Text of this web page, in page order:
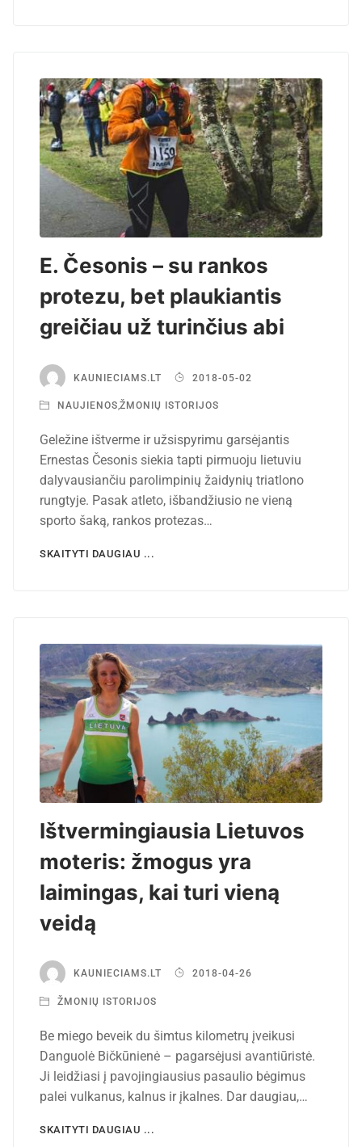
E. Česonis – su rankos
protezu, bet plaukiantis
greičiau už turinčius abi
KAUNIECIAMS.LT 2018-05-02
NAUJIENOS,ŽMONIŲ ISTORIJOS
Geležine ištverme ir užsispyrimu garsėjantis
Ernestas Česonis siekia tapti pirmuoju lietuviu
dalyvausiančiu parolimpinių žaidynių triatlono
rungtyje. Pasak atleto, išbandžiusio ne vieną
sporto šaką, rankos protezas…
SKAITYTI DAUGIAU ...
Ištvermingiausia Lietuvos
moteris: žmogus yra
laimingas, kai turi vieną
veidą
KAUNIECIAMS.LT 2018-04-26
ŽMONIŲ ISTORIJOS
Be miego beveik du šimtus kilometrų įveikusi
Danguolė Bičkūnienė – pagarsėjusi avantiūristė.
Ji leidžiasi į pavojingiausius pasaulio bėgimus
palei vulkanus, kalnus ir įkalnes. Dar daugiau,…
SKAITYTI DAUGIAU ...